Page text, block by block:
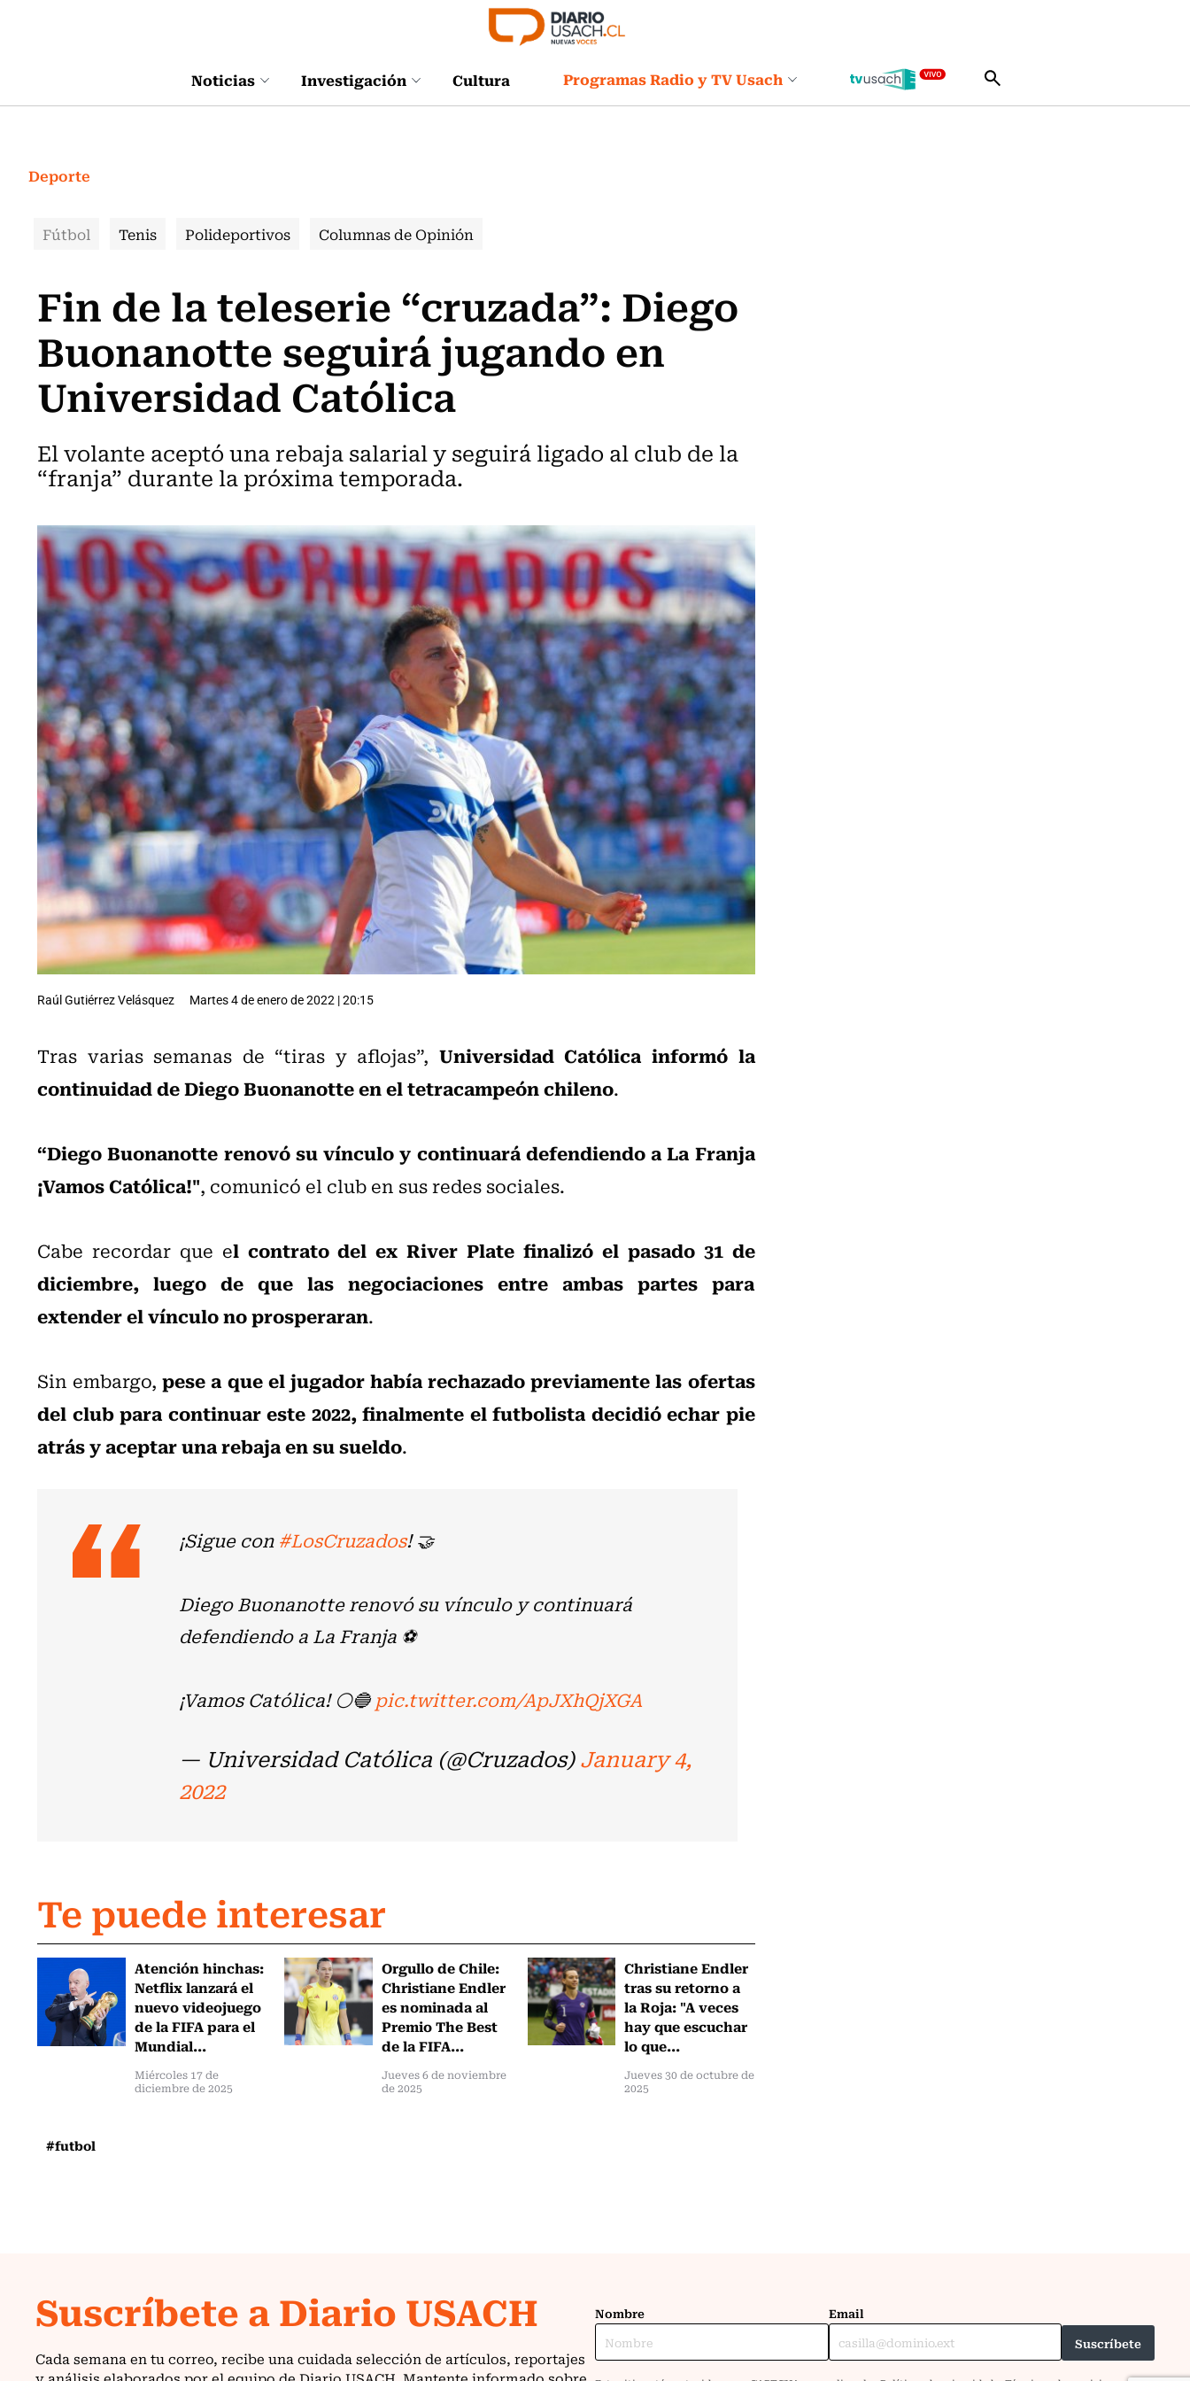
Noticias Investigación Cultura Programas Radio y TV Usach
Deporte
Fútbol Tenis Polideportivos Columnas de Opinión
Fin de la teleserie “cruzada”: Diego
Buonanotte seguirá jugando en
Universidad Católica
El volante aceptó una rebaja salarial y seguirá ligado al club de la
“franja” durante la próxima temporada.
Raúl Gutiérrez Velásquez Martes 4 de enero de 2022 | 20:15
Tras varias semanas de “tiras y aflojas”, Universidad Católica informó la
continuidad de Diego Buonanotte en el tetracampeón chileno.
“Diego Buonanotte renovó su vínculo y continuará defendiendo a La Franja
¡Vamos Católica!", comunicó el club en sus redes sociales.
Cabe recordar que el contrato del ex River Plate finalizó el pasado 31 de
diciembre, luego de que las negociaciones entre ambas partes para
extender el vínculo no prosperaran.
Sin embargo,pese a que el jugador había rechazado previamente las ofertas
del club para continuar este 2022, finalmente el futbolista decidió echar pie
atrás y aceptar una rebaja en su sueldo.
¡Sigue con#LosCruzados! 🤝
Diego Buonanotte renovó su vínculo y continuará
defendiendo a La Franja ⚽
¡Vamos Católica! ⚪🔵pic.twitter.com/ApJXhQjXGA
— Universidad Católica (@Cruzados)January 4,
2022
Te puede interesar
Atención hinchas:
Netflix lanzará el
nuevo videojuego
de la FIFA para el
Mundial...
Miércoles 17 de
diciembre de 2025
Orgullo de Chile:
Christiane Endler
es nominada al
Premio The Best
de la FIFA...
Jueves 6 de noviembre
de 2025
Christiane Endler
tras su retorno a
la Roja: "A veces
hay que escuchar
lo que...
Jueves 30 de octubre de
2025
#futbol